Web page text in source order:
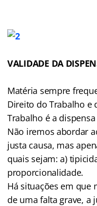
VALIDADE DA
Matéria sempre
Direito do Trabalho e
Trabalho é a
Não iremos abordar
justa causa, mas
quais sejam: a)
proporcionalidade.
Há situações em que
de uma falta grave, a